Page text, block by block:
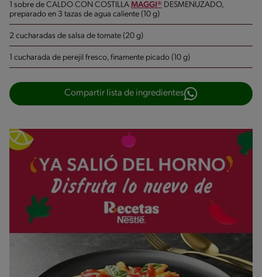
1 sobre de CALDO CON COSTILLA MAGGI® DESMENUZADO,
preparado en 3 tazas de agua caliente (10 g)
2 cucharadas de salsa de tomate (20 g)
1 cucharada de perejil fresco, finamente picado (10 g)
Compartir lista de ingredientes